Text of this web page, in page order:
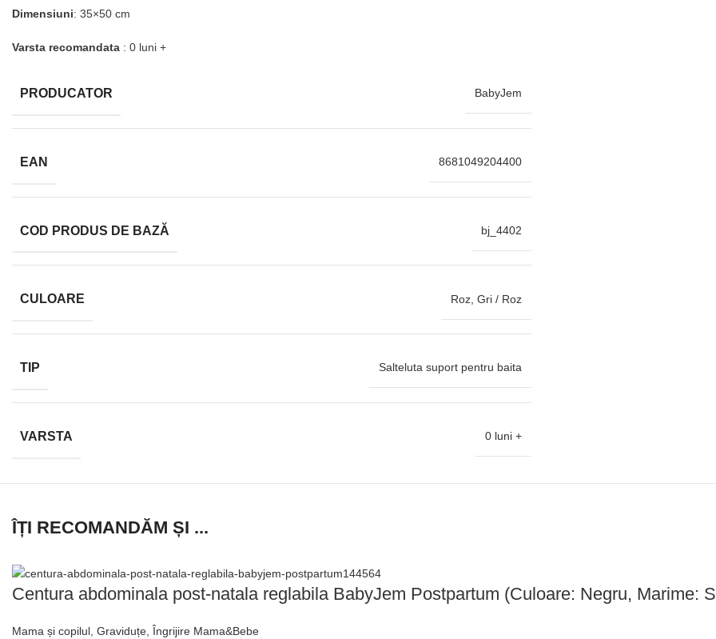
Dimensiuni: 35×50 cm
Varsta recomandata : 0 luni +
PRODUCATOR BabyJem
EAN 8681049204400
COD PRODUS DE BAZĂ bj_4402
CULOARE Roz, Gri / Roz
TIP Salteluta suport pentru baita
VARSTA 0 luni +
ÎȚI RECOMANDĂM ȘI ...
Centura abdominala post-natala reglabila BabyJem Postpartum (Culoare: Negru, Marime:
Mama și copilul,Graviduțe, Îngrijire Mama&Bebe